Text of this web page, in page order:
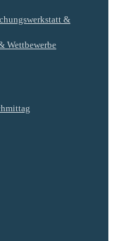
&
Wettbewerbe